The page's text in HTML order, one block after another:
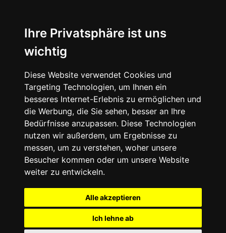
Ihre Privatsphäre ist uns
wichtig
Diese Website verwendet Cookies und
Targeting Technologien, um Ihnen ein
besseres Internet-Erlebnis zu ermöglichen und
die Werbung, die Sie sehen, besser an Ihre
Bedürfnisse anzupassen. Diese Technologien
nutzen wir außerdem, um Ergebnisse zu
messen, um zu verstehen, woher unsere
Besucher kommen oder um unsere Website
weiter zu entwickeln.
Alle akzeptieren
Ich lehne ab